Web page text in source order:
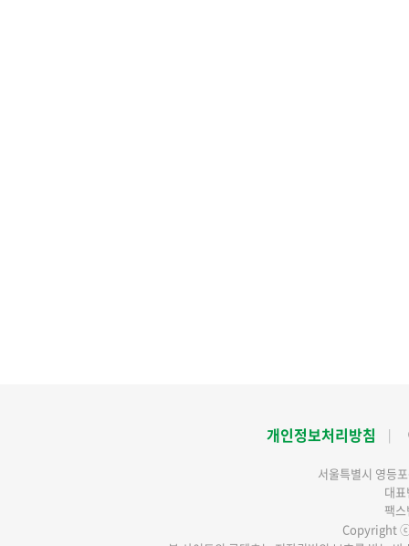
개인정보처리방침
서울특별시 영등
대
팩
Copyright